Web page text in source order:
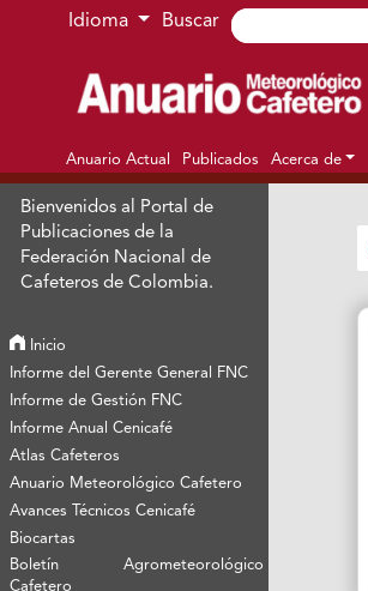
Ir al menú de navegación principal
Ir al contenido principal
Ir al pie de página del sitio
Idioma Buscar
Anuario Actual Publicados Acerca de
Bienvenidos al Portal de
Publicaciones de la
Federación Nacional de
Cafeteros de Colombia.
Inicio
Informe del Gerente General FNC
Informe de Gestión FNC
Informe Anual Cenicafé
Atlas Cafeteros
Anuario Meteorológico Cafetero
Avances Técnicos Cenicafé
Biocartas
Boletín Agrometeorológico
Cafetero